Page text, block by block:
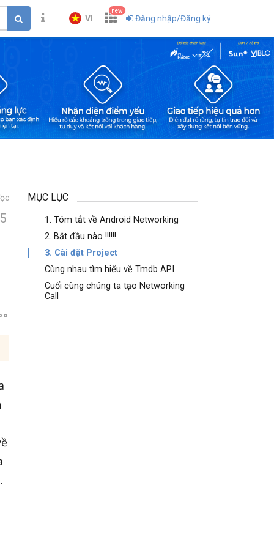
VI
new
Đăng nhập/Đăng ký
5
MỤC LỤC
1. Tóm tắt về Android Networking
2. Bắt đầu nào !!!!!!
3. Cài đặt Project
Cùng nhau tìm hiểu về Tmdb API
Cuối cùng chúng ta tạo Networking
Call